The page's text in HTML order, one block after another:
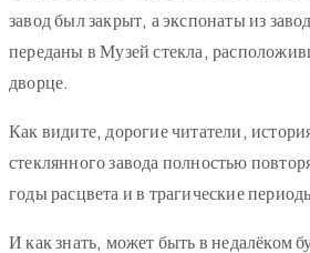
завод был закрыт, а экспонаты из
переданы в Музей стекла,
дворце.
Как видите, дорогие читатели,
стеклянного завода полностью
годы расцвета и в трагические
И как знать, может быть в недалёком